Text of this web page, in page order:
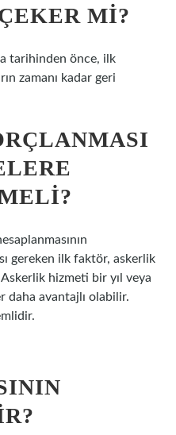
MI?
tarihinden önce, ilk
zamanı kadar geri
gereken ilk faktör, askerlik
hizmeti bir yıl veya
daha avantajlı olabilir.